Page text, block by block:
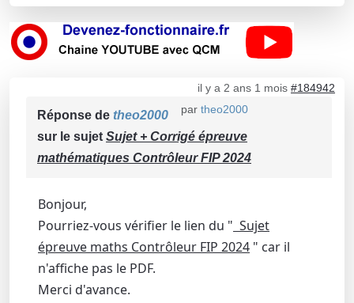
il y a 2 ans 1 mois #184942
par theo2000
Réponse de theo2000
sur le sujet Sujet + Corrigé épreuve
mathématiques Contrôleur FIP 2024
Bonjour,
Pourriez-vous vérifier le lien du " Sujet
épreuve maths Contrôleur FIP 2024 " car il
n'affiche pas le PDF.
Merci d'avance.